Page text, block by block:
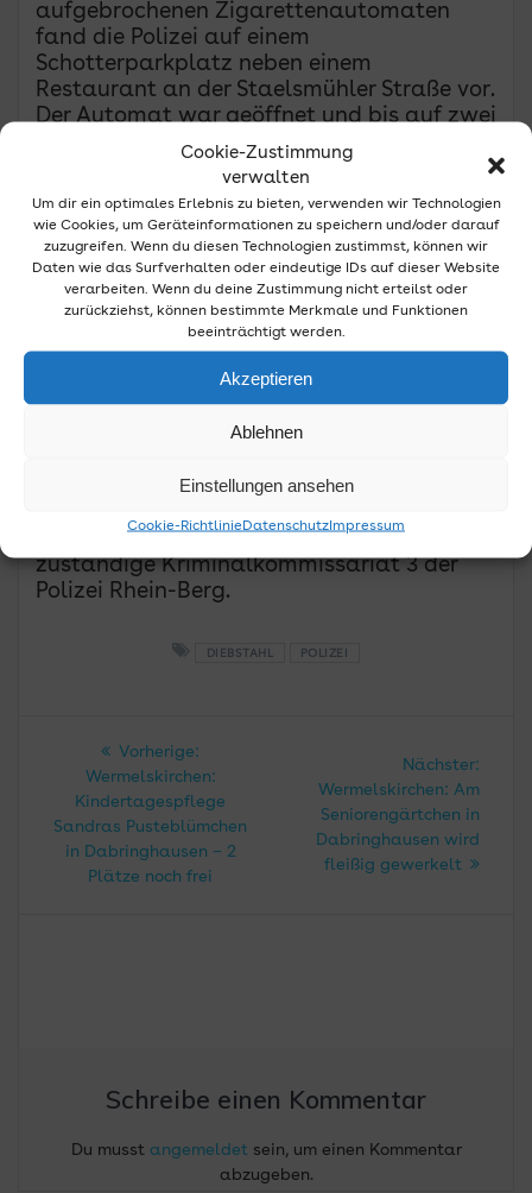
Cookie-Zustimmung
verwalten
Um dir ein optimales Erlebnis zu bieten, verwenden wir Technologien
wie Cookies, um Geräteinformationen zu speichern und/oder darauf
zuzugreifen. Wenn du diesen Technologien zustimmst, können wir
Daten wie das Surfverhalten oder eindeutige IDs auf dieser Website
verarbeiten. Wenn du deine Zustimmung nicht erteilst oder
zurückziehst, können bestimmte Merkmale und Funktionen
beeinträchtigt werden.
Akzeptieren
Ablehnen
Einstellungen ansehen
Cookie-Richtlinie Datenschutz Impressum
aufgebrochenen Zigarettenautomaten
fand die Polizei auf einem
Schotterparkplatz neben einem
Restaurant an der Staelsmühler Straße vor.
Der Automat war geöffnet und bis auf zwei
Zigarettenpackungen leer. Am
Schließmechanismus konnten die Beamten
Hebelspuren nachweisen.
Auch der zweite aufgebrochene
Zigarettenautomat an der Kreuzung
Neuenweg/Hauptstraße wies Hebelmarken
auf. Auch diesen Automaten hatten
Unbekannte bis auf zwei
Zigarettenpackungen geleert.
Schaden im mittleren vierstelligen Bereich.
Wer sachdienliche Hinweise zu den Taten
Rufnummer 02202 205-0 an das
zuständige Kriminalkommissariat 3 der
Polizei Rhein-Berg.
DIEBSTAHL POLIZEI
Beitragsnavigation
Vorherige:
Beitrag:
Wermelskirchen:
Kindertagespflege
Sandras Pusteblümchen
in Dabringhausen – 2
Plätze noch frei
Nächster:
Wermelskirchen: Am
Seniorengärtchen in
Dabringhausen wird
fleißig gewerkelt
Schreibe einen Kommentar
Du musst angemeldetsein, um einen Kommentar
abzugeben.